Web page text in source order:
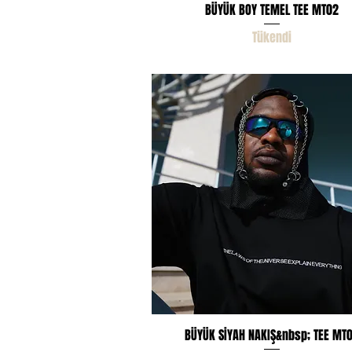
Hızlı Bakış
BÜYÜK BOY TEMEL TEE MT02
Tükendi
Hızlı Bakış
BÜYÜK SİYAH NAKIŞ&nbsp; TEE